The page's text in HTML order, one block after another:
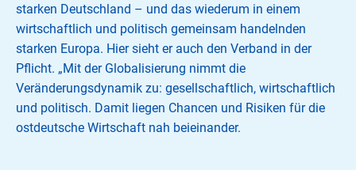
starken Deutschland – und das wiederum in einem
wirtschaftlich und politisch gemeinsam handelnden
starken Europa. Hier sieht er auch den Verband in der
Pflicht. „Mit der Globalisierung nimmt die
Veränderungsdynamik zu: gesellschaftlich, wirtschaftlich
und politisch. Damit liegen Chancen und Risiken für die
ostdeutsche Wirtschaft nah beieinander.